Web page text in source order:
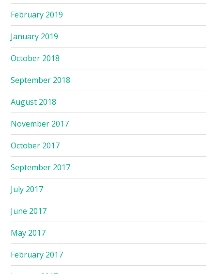
February 2019
January 2019
October 2018
September 2018
August 2018
November 2017
October 2017
September 2017
July 2017
June 2017
May 2017
February 2017